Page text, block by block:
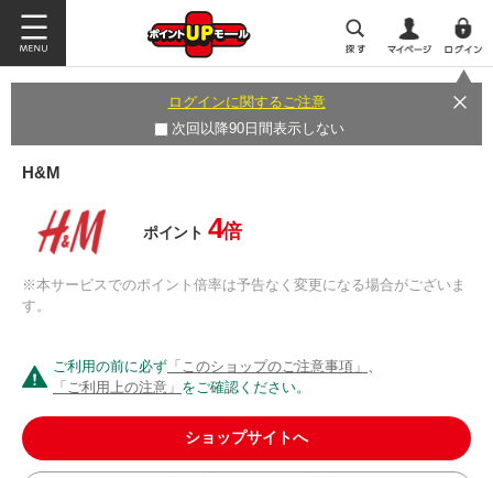
ログインに関するご注意
次回以降90日間表示しない
H&M
ポイント 4倍
※本サービスでのポイント倍率は予告なく変更になる場合がございま
す。
ご利用の前に必ず 「このショップのご注意事項」 、
「ご利用上の注意」 をご確認ください。
ショップサイトへ